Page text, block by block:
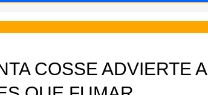
COSSE ADVIERTE A